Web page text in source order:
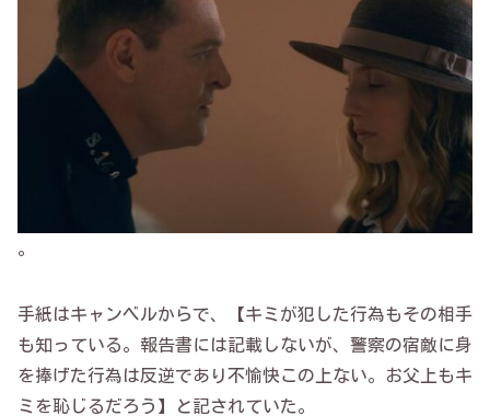
。
手紙はキャンベルからで、【キミが犯した行為もその相手
も知っている。報告書には記載しないが、警察の宿敵に身
を捧げた行為は反逆であり不愉快この上ない。お父上もキ
ミを恥じるだろう】と記されていた。